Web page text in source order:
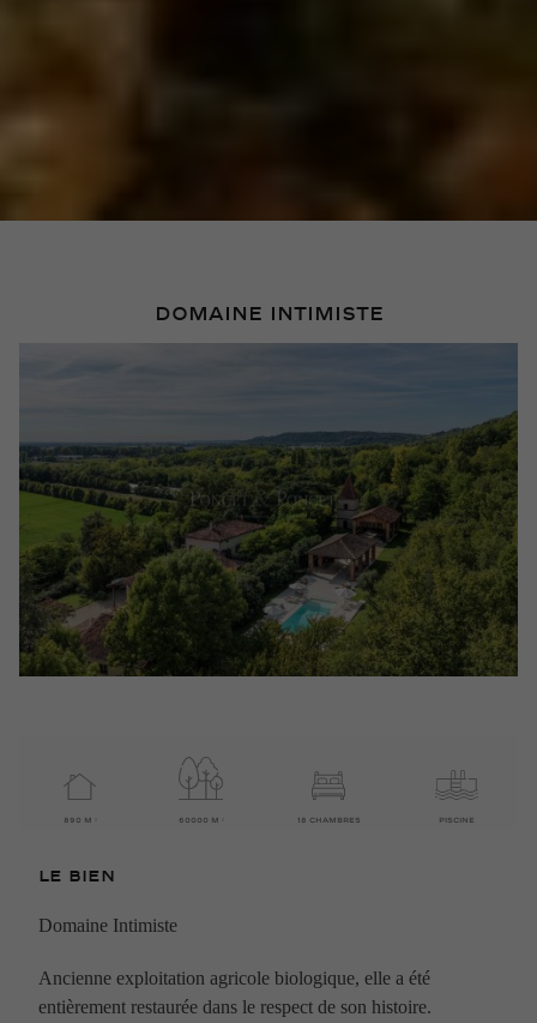
DOMAINE INTIMISTE
890 M ² 60000 M ² 18 CHAMBRES PISCINE
Le bien
Domaine Intimiste
Ancienne exploitation agricole biologique, elle a été
entièrement restaurée dans le respect de son histoire.